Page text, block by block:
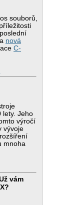
souborů,
nová
C-
lety. Jeho
výročí
vývoje
mnoha
vám